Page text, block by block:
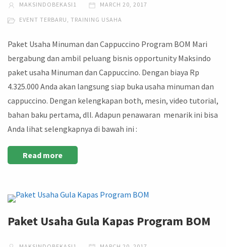
MAKSINDOBEKASI1 MARCH 20, 2017
EVENT TERBARU, TRAINING USAHA
Paket Usaha Minuman dan Cappuccino Program BOM Mari
bergabung dan ambil peluang bisnis opportunity Maksindo
paket usaha Minuman dan Cappuccino. Dengan biaya Rp
4.325.000 Anda akan langsung siap buka usaha minuman dan
cappuccino. Dengan kelengkapan both, mesin, video tutorial,
bahan baku pertama, dll. Adapun penawaran menarik ini bisa
Anda lihat selengkapnya di bawah ini :
Read more
Paket Usaha Gula Kapas Program BOM